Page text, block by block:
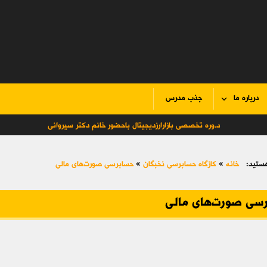
درباره ما جذب مدرس
د.وره تخصصی بازارارزدیجیتال باحضور خانم دکتر سیروانی
خانه » کازگاه حسابرسی نخبگان »حسابرسی صورت‌های مالی
صورت‌های مالی